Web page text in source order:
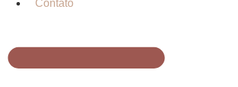
Contato